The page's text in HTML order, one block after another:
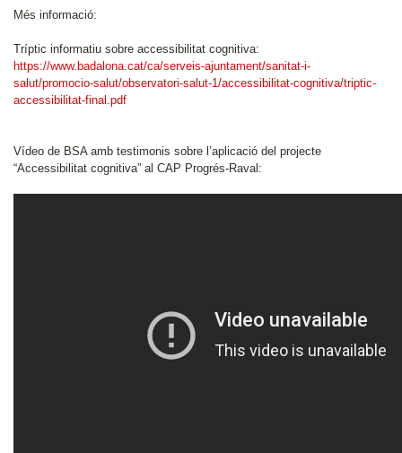
Més informació:
Tríptic informatiu sobre accessibilitat cognitiva:
https://www.badalona.cat/ca/serveis-ajuntament/sanitat-i-
salut/promocio-salut/observatori-salut-1/accessibilitat-cognitiva/triptic-
accessibilitat-final.pdf
Vídeo de BSA amb testimonis sobre l’aplicació del projecte
“Accessibilitat cognitiva” al CAP Progrés-Raval: